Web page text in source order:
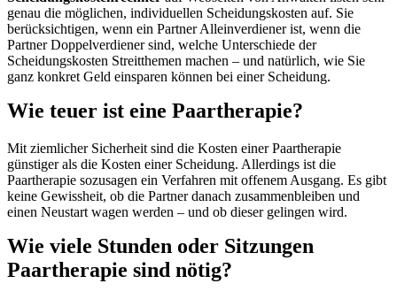
genau die möglichen, individuellen Scheidungskosten auf. Sie
berücksichtigen, wenn ein Partner Alleinverdiener ist, wenn die
Partner Doppelverdiener sind, welche Unterschiede der
Scheidungskosten Streitthemen machen – und natürlich, wie Sie
ganz konkret Geld einsparen können bei einer Scheidung.
Wie teuer ist eine Paartherapie?
Mit ziemlicher Sicherheit sind die Kosten einer Paartherapie
günstiger als die Kosten einer Scheidung. Allerdings ist die
Paartherapie sozusagen ein Verfahren mit offenem Ausgang. Es gibt
keine Gewissheit, ob die Partner danach zusammenbleiben und
einen Neustart wagen werden – und ob dieser gelingen wird.
Wie viele Stunden oder Sitzungen
Paartherapie sind nötig?